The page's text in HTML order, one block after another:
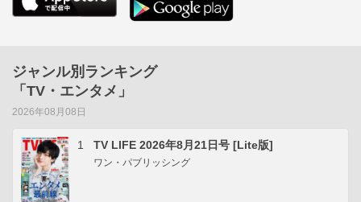
ジャンル別ランキング
「TV・エンタメ」
2026年08月08日
1 TV LIFE 2026年8月21日号 [Lite版]
ワン・パブリッシング